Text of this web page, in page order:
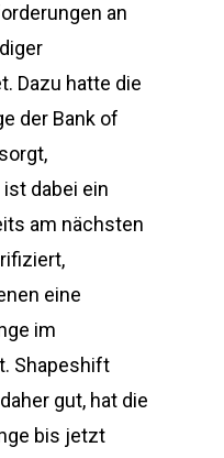
an
Dazu hatte die
der Bank of
dabei ein
am nächsten
eine
im
Shapeshift
gut, hat die
bis jetzt